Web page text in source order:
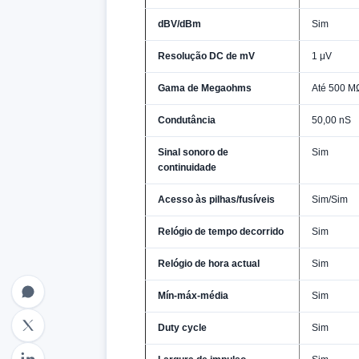
dBV/dBm Sim
Resolução DC de mV 1 μV
Gama de Megaohms Até 500
Condutância 50,00 nS
Sinal sonoro de
continuidade
Sim
Acesso às pilhas/fusíveis Sim/Sim
Relógio de tempo decorrido Sim
Relógio de hora actual Sim
Mín-máx-média Sim
Duty cycle Sim